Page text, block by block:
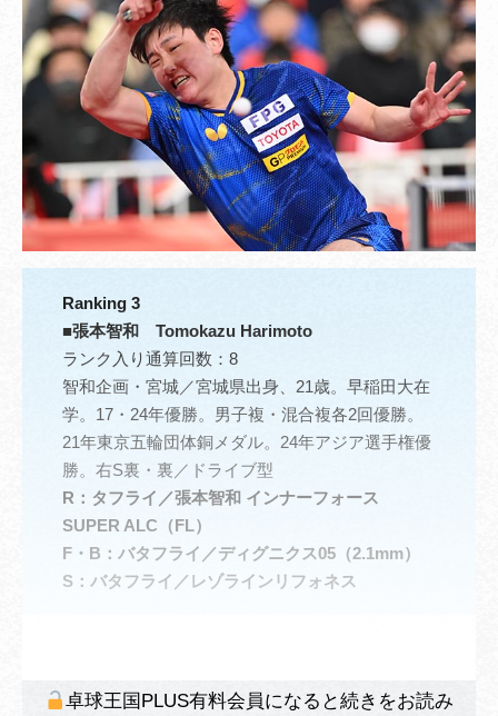
Ranking 3
■張本智和Tomokazu Harimoto
ランク入り通算回数：8
智和企画・宮城／宮城県出身、21歳。早稲田大在
学。17・24年優勝。男子複・混合複各2回優勝。
21年東京五輪団体銅メダル。24年アジア選手権優
勝。右S裏・裏／ドライブ型
R ： タフライ／張本智和 インナーフォース
SUPER ALC（FL）
F・B ： バタフライ／ディグニクス05（2.1mm）
S ： バタフライ／レゾラインリフォネス
卓球王国PLUS有料会員になると続きをお読み